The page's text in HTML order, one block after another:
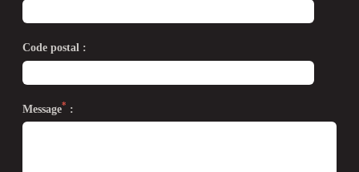
Code postal :
Message* :